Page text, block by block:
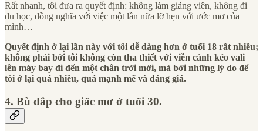
Rất nhanh, tôi đưa ra quyết định: không làm giảng viên, không đi
du học, đồng nghĩa với việc một lần nữa lỡ hẹn với ước mơ của
mình…
Quyết định ở lại lần này với tôi dễ dàng hơn ở tuổi 18 rất nhiều;
không phải bởi tôi không còn tha thiết với viễn cảnh kéo vali
lên máy bay đi đến một chân trời mới, mà bởi những lý do để
tôi ở lại quá nhiều, quá mạnh mẽ và đáng giá.
4. Bù đắp cho giấc mơ ở tuổi 30.